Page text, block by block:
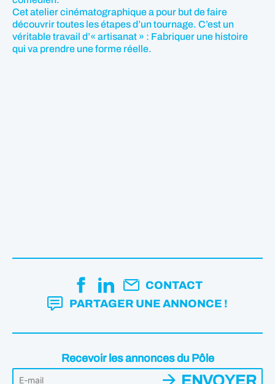
Cet atelier cinématographique a pour but de faire
découvrir toutes les étapes d’un tournage. C’est un
véritable travail d’« artisanat » : Fabriquer une histoire
qui va prendre une forme réelle.
CONTACT
PARTAGER UNE ANNONCE !
Recevoir les annonces du Pôle
ENVOYER